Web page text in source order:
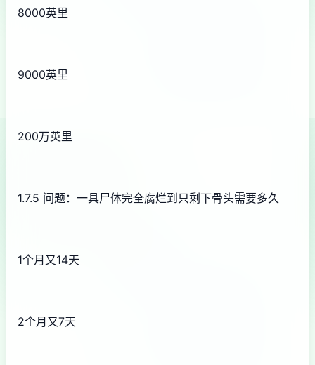
8000英里
9000英里
200万英里
1.7.5 问题：一具尸体完全腐烂到只剩下骨头需要多久
1个月又14天
2个月又7天